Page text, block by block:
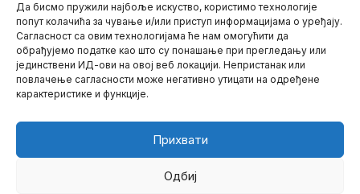
Да бисмо пружили најбоље искуство, користимо технологије
попут колачића за чување и/или приступ информацијама о уређају.
Сагласност са овим технологијама ће нам омогућити да
обрађујемо податке као што су понашање при прегледању или
јединствени ИД-ови на овој веб локацији. Непристанак или
повлачење сагласности може негативно утицати на одређене
карактеристике и функције.
Прихвати
Одбиј
Mario zna Youtube
TAKOĐE UDARILI:
„ONI SU IDIOTI SA
MILITANTNIM
NEZNANJEM“
Oni koji odbijaju da se
vakcinišu protiv Covid-19
i aktivno
sudijama
Međunarodnog
krivičnog suda zbog
istraga protiv
američkih i izraelskih